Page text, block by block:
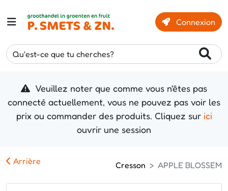
Connexion
Qu'est-ce que tu cherches?
Veuillez noter que comme vous n'êtes pas
connecté actuellement, vous ne pouvez pas voir les
prix ou commander des produits. Cliquez sur ici
ouvrir une session
Arrière Cresson APPLE BLOSSEM